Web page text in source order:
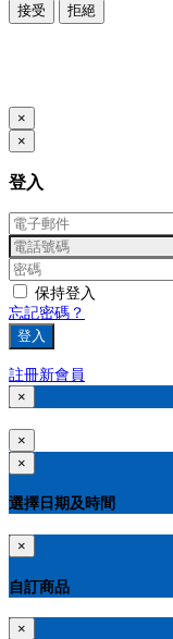
接受 拒絕
×
×
登入
保持登入
忘記密碼？
登入
註冊新會員
×
×
×
選擇日期及時間
×
自訂商品
×